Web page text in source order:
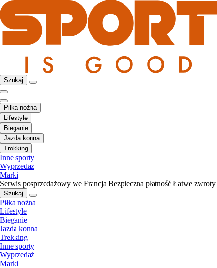
Szukaj
Piłka nożna
Lifestyle
Bieganie
Jazda konna
Trekking
Inne sporty
Wyprzedaż
Marki
Serwis posprzedażowy we Francja Bezpieczna płatność Łatwe zwroty
Szukaj
Piłka nożna
Lifestyle
Bieganie
Jazda konna
Trekking
Inne sporty
Wyprzedaż
Marki